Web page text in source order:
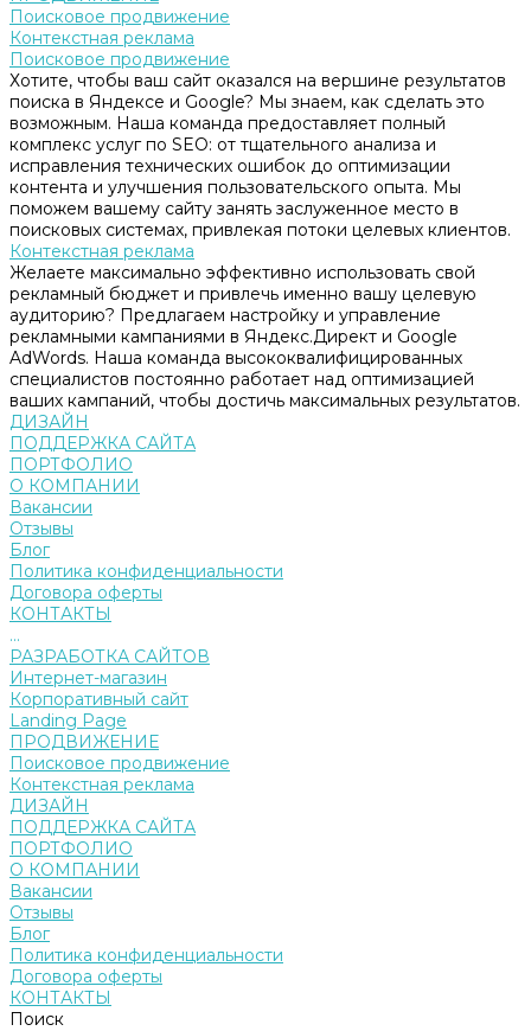
Поисковое продвижение
Контекстная реклама
Поисковое продвижение
Хотите, чтобы ваш сайт оказался на вершине результатов
поиска в Яндексе и Google? Мы знаем, как сделать это
возможным. Наша команда предоставляет полный
комплекс услуг по SEO: от тщательного анализа и
исправления технических ошибок до оптимизации
контента и улучшения пользовательского опыта. Мы
поможем вашему сайту занять заслуженное место в
поисковых системах, привлекая потоки целевых клиентов.
Контекстная реклама
Желаете максимально эффективно использовать свой
рекламный бюджет и привлечь именно вашу целевую
аудиторию? Предлагаем настройку и управление
рекламными кампаниями в Яндекс.Директ и Google
AdWords. Наша команда высококвалифицированных
специалистов постоянно работает над оптимизацией
ваших кампаний, чтобы достичь максимальных результатов.
ДИЗАЙН
ПОДДЕРЖКА САЙТА
ПОРТФОЛИО
О КОМПАНИИ
Вакансии
Отзывы
Блог
Политика конфиденциальности
Договора оферты
КОНТАКТЫ
...
РАЗРАБОТКА САЙТОВ
Интернет-магазин
Корпоративный сайт
Landing Page
ПРОДВИЖЕНИЕ
Поисковое продвижение
Контекстная реклама
ДИЗАЙН
ПОДДЕРЖКА САЙТА
ПОРТФОЛИО
О КОМПАНИИ
Вакансии
Отзывы
Блог
Политика конфиденциальности
Договора оферты
КОНТАКТЫ
Поиск